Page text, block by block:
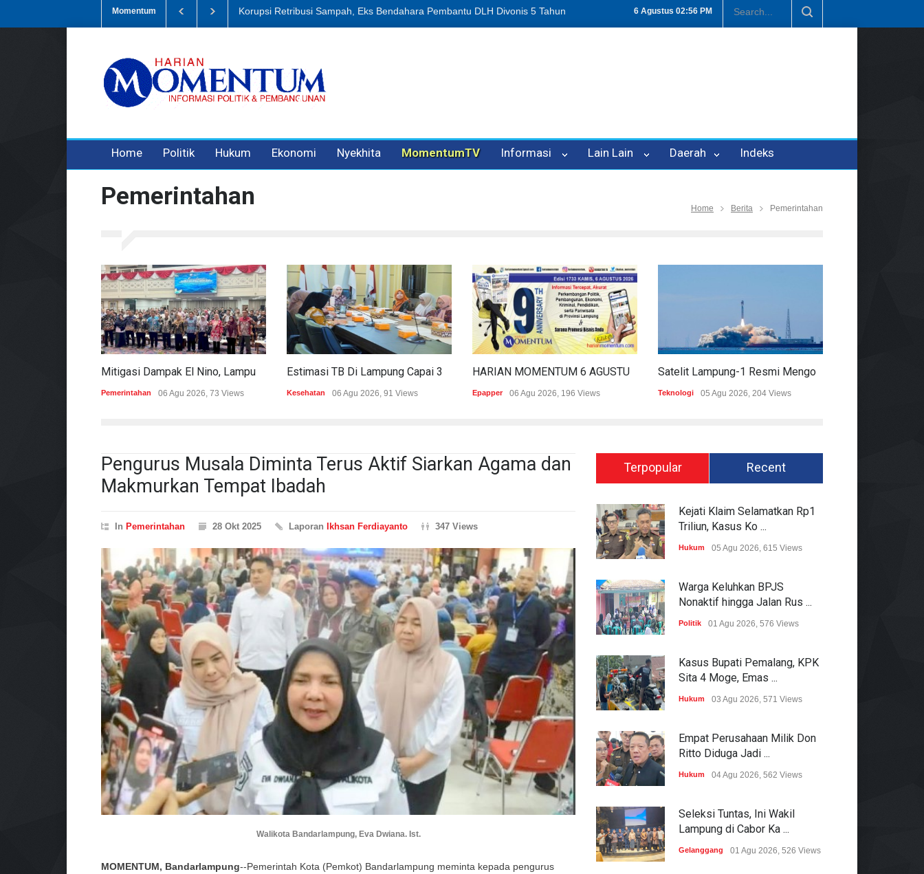
6 Agustus 02:56 PM
Momentum
Sampah, Eks Bendahara Pembantu DLH Divonis 5 Tahun Dugaan Penipuan Oleh Oknum Kadis, Kuasa Hukum Pelapor Desak Polisi Tetapkan P-21 Tembus Rp1,6 Triliun, Nilai Investasi di Lamteng
Home Politik Hukum Ekonomi Nyekhita MomentumTV Informasi Lain Lain Daerah Indeks
Pemerintahan Home Berita Pemerintahan
Pemerintahan 06 Agu 2026, 73 Views Kesehatan 06 Agu 2026, 91 Views Epapper 06 Agu 2026, 196 Views Teknologi 05 Agu 2026, 204 Views
Pengurus Musala Diminta Terus Aktif Siarkan Agama dan
Makmurkan Tempat Ibadah
In Pemerintahan 28 Okt 2025 Laporan Ikhsan Ferdiayanto 347 Views
Walikota Bandarlampung, Eva Dwiana. Ist.
MOMENTUM, Bandarlampung--Pemerintah Kota (Pemkot) Bandarlampung meminta kepada pengurus
Terpopular Recent
Kejati Klaim Selamatkan Rp1
Triliun, Kasus Ko ...
Hukum 05 Agu 2026, 615 Views
Warga Keluhkan BPJS
Nonaktif hingga Jalan Rus ...
Politik 01 Agu 2026, 576 Views
Kasus Bupati Pemalang, KPK
Sita 4 Moge, Emas ...
Hukum 03 Agu 2026, 571 Views
Empat Perusahaan Milik Don
Ritto Diduga Jadi ...
Hukum 04 Agu 2026, 562 Views
Seleksi Tuntas, Ini Wakil
Lampung di Cabor Ka ...
Gelanggang 01 Agu 2026, 526 Views